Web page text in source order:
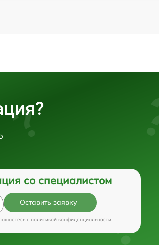
со специалистом
Оставить заявку
c политикой конфиденциальности